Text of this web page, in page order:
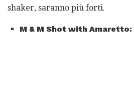
shaker, saranno più forti.
M & M Shot with Amaretto: